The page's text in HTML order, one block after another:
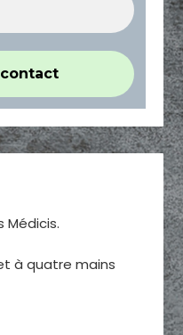
Médicis.
à quatre mains